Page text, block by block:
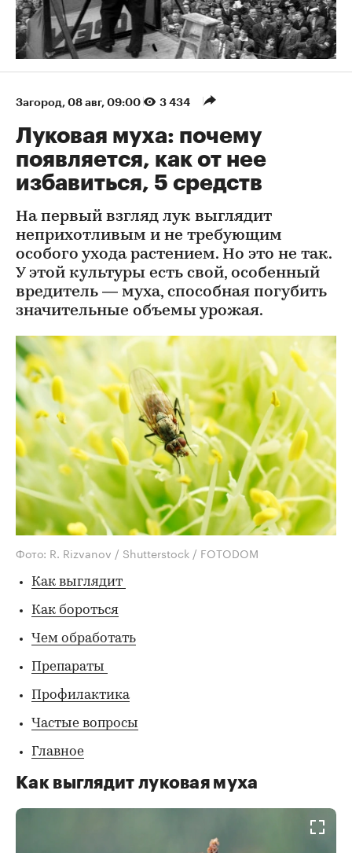
Загород 08 авг, 09:00 3 434
Луковая муха: почему
появляется, как от нее
избавиться, 5 средств
На первый взгляд лук выглядит
неприхотливым и не требующим
особого ухода растением. Но это не так.
У этой культуры есть свой, особенный
вредитель — муха, способная погубить
значительные объемы урожая.
Фото: R. Rizvanov / Shutterstock / FOTODOM
Как выглядит
Как бороться
Чем обработать
Препараты
Профилактика
Частые вопросы
Главное
Как выглядит луковая муха